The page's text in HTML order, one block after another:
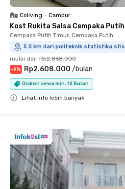
Coliving • Campur
Kost Rukita Salsa Cempaka Putih
Cempaka Putih Timur, Cempaka Putih
5.0 km dari politeknik statistika stis
mulai dari Rp2.868.000
-9% Rp2.608.000 /bulan
Diskon sewa min. 12 Bulan
Lihat info lebih banyak